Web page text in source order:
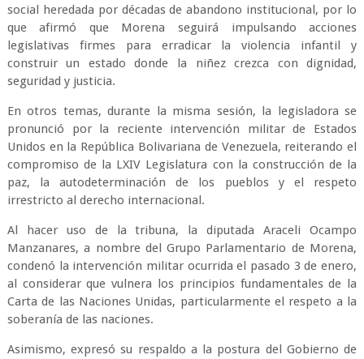
social heredada por décadas de abandono institucional, por lo
que afirmó que Morena seguirá impulsando acciones
legislativas firmes para erradicar la violencia infantil y
construir un estado donde la niñez crezca con dignidad,
seguridad y justicia.
En otros temas, durante la misma sesión, la legisladora se
pronunció por la reciente intervención militar de Estados
Unidos en la República Bolivariana de Venezuela, reiterando el
compromiso de la LXIV Legislatura con la construcción de la
paz, la autodeterminación de los pueblos y el respeto
irrestricto al derecho internacional.
Al hacer uso de la tribuna, la diputada Araceli Ocampo
Manzanares, a nombre del Grupo Parlamentario de Morena,
condenó la intervención militar ocurrida el pasado 3 de enero,
al considerar que vulnera los principios fundamentales de la
Carta de las Naciones Unidas, particularmente el respeto a la
soberanía de las naciones.
Asimismo, expresó su respaldo a la postura del Gobierno de